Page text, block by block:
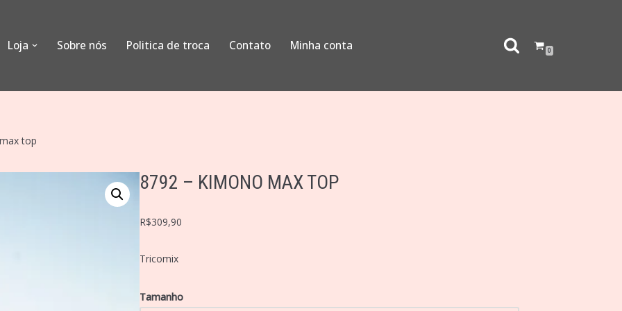
Loja Sobre nós Politica de troca Contato Minha conta 0
top
8792 – KIMONO MAX TOP
R$309,90
Tricomix
Tamanho